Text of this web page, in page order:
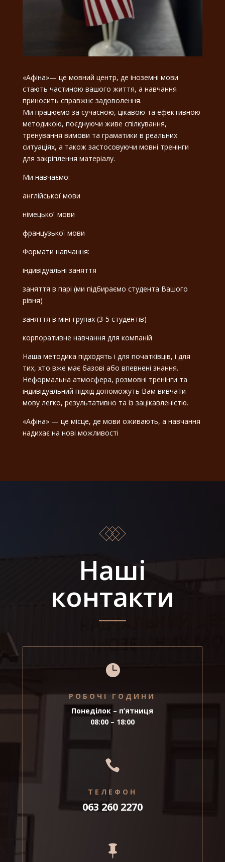
«Афіна»— це мовний центр, де іноземні мови
стають частиною вашого життя, а навчання
приносить справжнє задоволення.
Ми працюємо за сучасною, цікавою та ефективною
методикою, поєднуючи живе спілкування,
тренування вимови та граматики в реальних
ситуаціях, а також застосовуючи мовні тренінги
для закріплення матеріалу.
Ми навчаємо:
англійської мови
німецької мови
французької мови
Формати навчання:
індивідуальні заняття
заняття в парі (ми підбираємо студента Вашого
рівня)
заняття в міні-групах (3-5 студентів)
корпоративне навчання для компаній
Наша методика підходять і для початківців, і для
тих, хто вже має базові або впевнені знання.
Неформальна атмосфера, розмовні тренінги та
індивідуальний підхід допоможуть Вам вивчати
мову легко, результативно та із зацікавленістю.
«Афіна» — це місце, де мови оживають, а навчання
надихає на нові можливості
Наші
контакти

РОБОЧІ ГОДИНИ
Понеділок – п’ятниця
08:00 – 18:00

ТЕЛЕФОН
063 260 2270
